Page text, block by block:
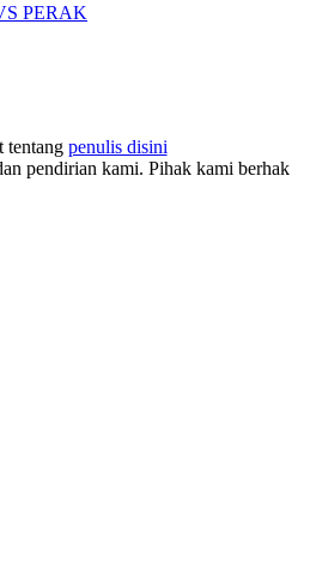
PERAK
tentang penulis disini
pendirian kami. Pihak kami berhak